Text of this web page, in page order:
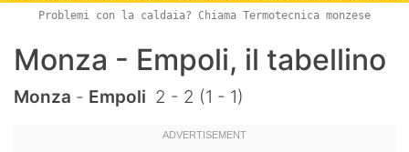
Problemi con la caldaia? Chiama Termotecnica monzese
Monza - Empoli, il tabellino
Monza - Empoli 2 - 2 (1 - 1)